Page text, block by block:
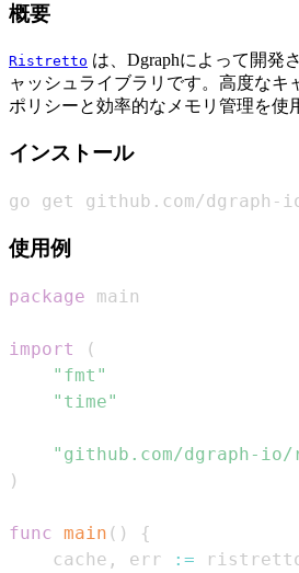
概要
Ristretto は、Dgraphによって開発
ャッシュライブラリです。高度なキ
ポリシーと効率的なメモリ管理を使
インストール
go get github.com/
使用例
package
import
(
"fmt"
"time"
"github.com/dgraph-
)
func main ( )
{
    cache
, err :=